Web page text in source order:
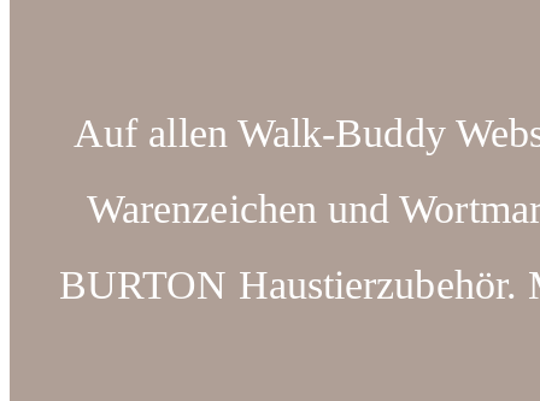
Auf allen Walk-Buddy
Warenzeichen und
BURTON Haustierzubehör.